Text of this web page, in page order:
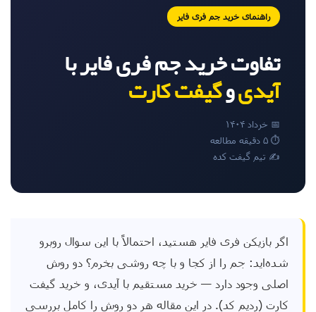
راهنمای خرید جم فری فایر
تفاوت خرید جم فری فایر با
آیدیوگیفت کارت
📅 خرداد ۱۴۰۴
⏱ ۵ دقیقه مطالعه
✍️ تیم گیفت کده
اگر بازیکن فری فایر هستید، احتمالاً با این سوال روبرو
شده‌اید: جم را از کجا و با چه روشی بخرم؟ دو روش
اصلی وجود دارد — خرید مستقیم با آیدی، و خرید گیفت
کارت (ردیم کد). در این مقاله هر دو روش را کامل بررسی